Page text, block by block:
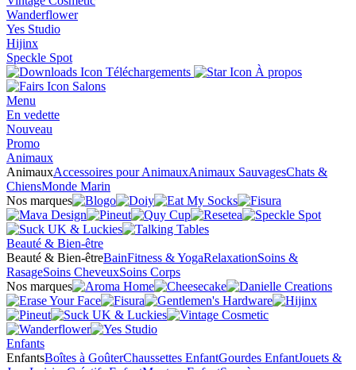
Wanderflower
Yes Studio
Hijinx
Speckle Spot
Téléchargements
À propos
Salons
Menu
En vedette
Nouveau
Promo
Animaux
AnimauxAccessoires pour AnimauxAnimaux SauvagesChats &
ChiensMonde Marin
Nos marques
Beauté & Bien-être
Beauté & Bien-êtreBainFitness & YogaRelaxationSoins &
RasageSoins CheveuxSoins Corps
Nos marques
Enfants
EnfantsBoîtes à GoûterChaussettes EnfantGourdes EnfantJouets &